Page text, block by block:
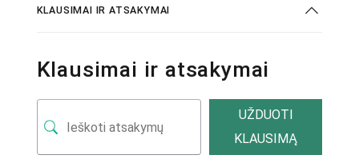
KLAUSIMAI IR ATSAKYMAI
Klausimai ir atsakymai
UŽDUOTI
KLAUSIMĄ